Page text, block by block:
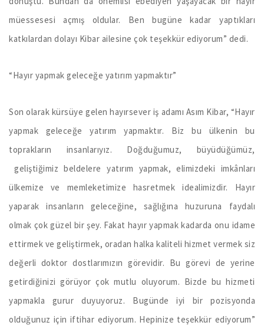
müessesesi açmış oldular. Ben bugüne kadar yaptıkları
katkılardan dolayı Kibar ailesine çok teşekkür ediyorum” dedi.
“Hayır yapmak geleceğe yatırım yapmaktır”
Son olarak kürsüye gelen hayırsever iş adamı Asım Kibar, “Hayır
yapmak geleceğe yatırım yapmaktır. Biz bu ülkenin bu
toprakların insanlarıyız. Doğduğumuz, büyüdüğümüz,
geliştiğimiz beldelere yatırım yapmak, elimizdeki imkânları
ülkemize ve memleketimize hasretmek idealimizdir. Hayır
yaparak insanların geleceğine, sağlığına huzuruna faydalı
olmak çok güzel bir şey. Fakat hayır yapmak kadarda onu idame
ettirmek ve geliştirmek, oradan halka kaliteli hizmet vermek siz
değerli doktor dostlarımızın görevidir. Bu görevi de yerine
getirdiğinizi görüyor çok mutlu oluyorum. Bizde bu hizmeti
yapmakla gurur duyuyoruz. Bugünde iyi bir pozisyonda
olduğunuz için iftihar ediyorum. Hepinize teşekkür ediyorum”